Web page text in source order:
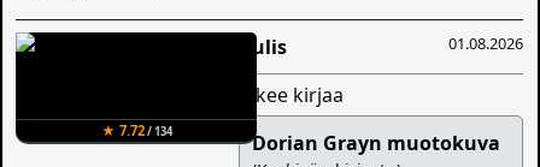
★ 7.72/ 134
01.08.2026
Aulis
lukee kirjaa
Dorian Grayn muotokuva